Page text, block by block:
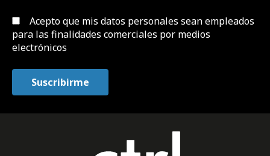
Acepto que mis datos personales sean empleados
para las finalidades comerciales por medios
electrónicos